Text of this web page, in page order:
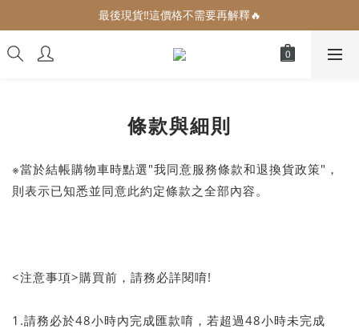
增加生活儀式感的小可愛們🎀
最後現貨‼️這價格不需要再解釋🔥
增加生活儀式感的小可愛們🎀
條款與細則
※當於結帳購物車時點選"我同意服務條款和退換貨政策"，
則表示已知悉並同意此約定條款之全部內容。
<注意事項>購買前，請務必詳閱唷!
1.請務必於48小時內完成匯款唷，若超過48小時未完成